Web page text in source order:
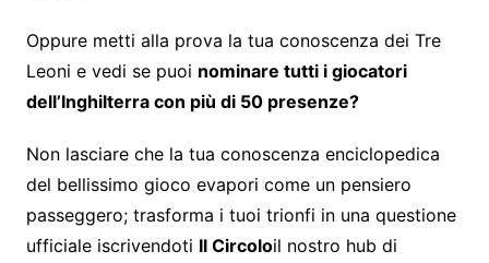
Oppure metti alla prova la tua conoscenza dei Tre
Leoni e vedi se puoi nominare tutti i giocatori
dell’Inghilterra con più di 50 presenze?
Non lasciare che la tua conoscenza enciclopedica
del bellissimo gioco evapori come un pensiero
passeggero; trasforma i tuoi trionfi in una questione
ufficiale iscrivendoti Il Circoloil nostro hub di